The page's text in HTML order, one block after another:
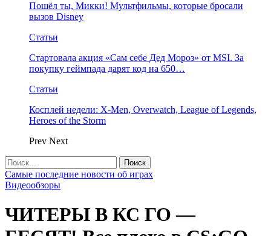
Пошёл ты, Микки! Мультфильмы, которые бросали
вызов Disney
Статьи
Стартовала акция «Сам себе Дед Мороз» от MSI. За
покупку геймпада дарят код на 650…
Статьи
Косплей недели: X-Men, Overwatch, League of Legends,
Heroes of the Storm
Prev Next
Самые последние новости об играх
Видеообзоры
ЧИТЕРЫ В КС ГО —